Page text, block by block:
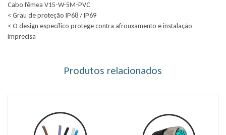
Cabo fêmea V15-W-5M-PVC
< Grau de proteção IP68 / IP69
< O design específico protege contra afrouxamento e instalação
imprecisa
Produtos relacionados